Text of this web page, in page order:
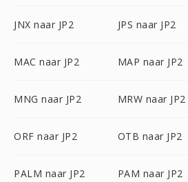
JNX naar JP2 JPS naar JP2
MAC naar JP2 MAP naar JP2
MNG naar JP2 MRW naar JP2
ORF naar JP2 OTB naar JP2
PALM naar JP2 PAM naar JP2